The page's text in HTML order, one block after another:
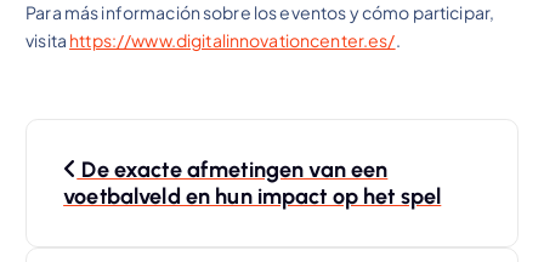
Para más información sobre los eventos y cómo participar,
visita https://www.digitalinnovationcenter.es/.
De exacte afmetingen van een
voetbalveld en hun impact op het spel